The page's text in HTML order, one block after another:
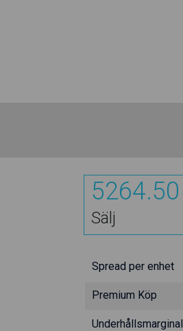
5264.50
Sälj
Spread per enhet
Premium Köp
Underhållsmarginal